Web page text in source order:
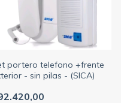
portero telefono +frente
- sin pilas - (SICA)